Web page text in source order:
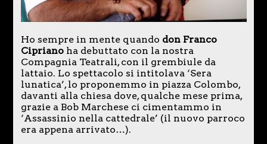
Ho sempre in mente quando don Franco
Ciprianoha debuttato con la nostra
Compagnia Teatrali, con il grembiule da
lattaio. Lo spettacolo si intitolava ‘Sera
lunatica’, lo proponemmo in piazza Colombo,
davanti alla chiesa dove, qualche mese prima,
grazie a Bob Marchese ci cimentammo in
‘Assassinio nella cattedrale’ (il nuovo parroco
era appena arrivato…).